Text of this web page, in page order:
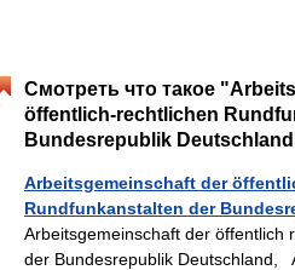
Смотреть что такое
öffentlich-rechtlichen
Bundesrepublik
Arbeitsgemeinschaft der
Rundfunkanstalten der
Arbeitsgemeinschaft der öffentlich
der Bundesrepublik Deutschland,